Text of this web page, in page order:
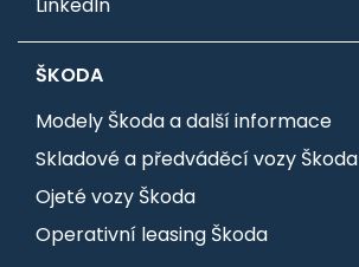
LinkedIn
ŠKODA
Modely Škoda a další informace
Skladové a předváděcí vozy Škoda
Ojeté vozy Škoda
Operativní leasing Škoda